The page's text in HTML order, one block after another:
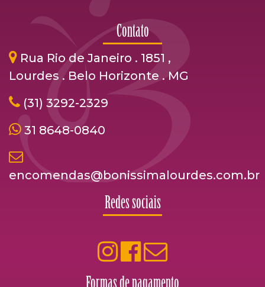
Contato
Rua Rio de Janeiro . 1851 ,
Lourdes . Belo Horizonte . MG
(31) 3292-2329
31 8648-0840
encomendas@bonissimalourdes.com.br
Redes sociais